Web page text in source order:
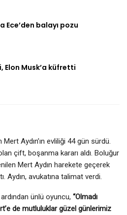
Ece’den balayı pozu
Elon Musk’a küfretti
Aydın’ın evliliği 44 gün sürdü.
çift, boşanma kararı aldı. Boluğur
Mert Aydın harekete geçerek
Aydın, avukatına talimat verdi.
ünlü oyuncu, “Olmadı
de mutluluklar güzel günlerimiz